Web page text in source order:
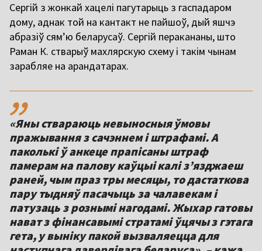
Сергій з жонкай хацелі пагутарыць з гаспадаром
дому, аднак той на кантакт не пайшоў, дый яшчэ
абразіў сям’ю беларусаў. Сергій перакананы, што
Раман К. стварыў махлярскую схему і такім чынам
зарабляе на арандатарах.
,,
«Яны ствараюць невыносныя ўмовы
пражывання з сачэннем і штрафамі. А
паколькі ў анкеце прапісаны штраф
памерам на палову каўцыі калі з’язджаеш
раней, чым праз тры месяцы, то дастаткова
пару тыдняў пасачыць за чалавекам і
патузаць з рознымі нагодамі. Жыхар гатовы
нават з фінансавымі стратамі ўцячы з гэтага
гета, у выніку пакой вызваляецца для